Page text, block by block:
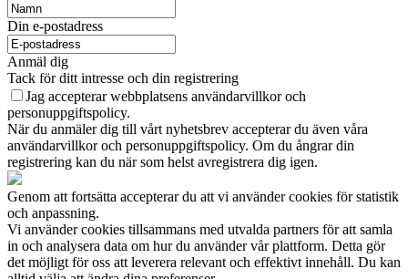
Din e-postadress
Anmäl dig
Tack för ditt intresse och din registrering
Jag accepterar webbplatsens användarvillkor och
personuppgiftspolicy.
När du anmäler dig till vårt nyhetsbrev accepterar du även våra
användarvillkor och personuppgiftspolicy. Om du ångrar din
registrering kan du när som helst avregistrera dig igen.
Genom att fortsätta accepterar du att vi använder cookies för statistik
och anpassning.
Vi använder cookies tillsammans med utvalda partners för att samla
in och analysera data om hur du använder vår plattform. Detta gör
det möjligt för oss att leverera relevant och effektivt innehåll. Du kan